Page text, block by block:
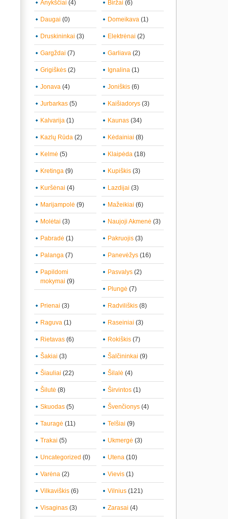
Anykščiai (4) Biržai (6)
Daugai (0) Domeikava (1)
Druskininkai (3) Elektrėnai (2)
Gargždai (7) Garliava (2)
Grigiškės (2) Ignalina (1)
Jonava (4) Joniškis (6)
Jurbarkas (5) Kaišiadorys (3)
Kalvarija (1) Kaunas (34)
Kazlų Rūda (2) Kėdainiai (8)
Kelmė (5) Klaipėda (18)
Kretinga (9) Kupiškis (3)
Kuršėnai (4) Lazdijai (3)
Marijampolė (9) Mažeikiai (6)
Molėtai (3) Naujoji Akmenė (3)
Pabradė (1) Pakruojis (3)
Palanga (7) Panevėžys (16)
Papildomi
mokymai (9)
Pasvalys (2)
Plungė (7)
Prienai (3) Radviliškis (8)
Raguva (1) Raseiniai (3)
Rietavas (6) Rokiškis (7)
Šakiai (3) Šalčininkai (9)
Šiauliai (22) Šilalė (4)
Šilutė (8) Širvintos (1)
Skuodas (5) Švenčionys (4)
Tauragė (11) Telšiai (9)
Trakai (5) Ukmergė (3)
Uncategorized (0) Utena (10)
Varėna (2) Vievis (1)
Vilkaviškis (6) Vilnius (121)
Visaginas (3) Zarasai (4)